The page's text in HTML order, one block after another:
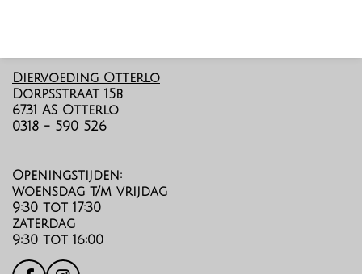
Diervoeding Otterlo
Dorpsstraat 15b
6731 AS Otterlo
0318 - 590 526
Openingstijden:
woensdag t/m vrijdag
9:30 tot 17:30
zaterdag
9:30 tot 16:00